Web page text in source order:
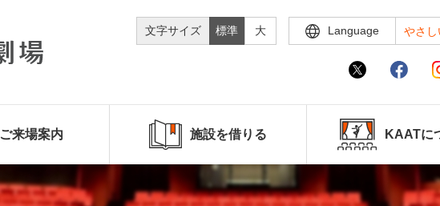
文字サイズ 標準 大 Language やさ
ご来場案内 施設を借りる KAATに